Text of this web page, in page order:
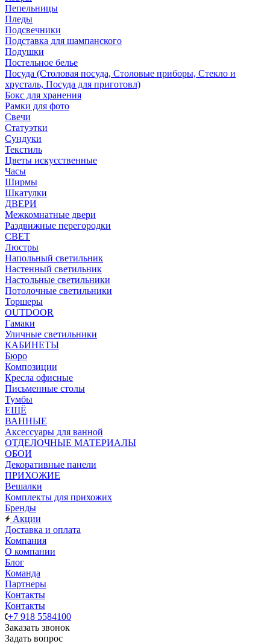
Пепельницы
Пледы
Подсвечники
Подставка для шампанского
Подушки
Постельное белье
Посуда (Столовая посуда, Столовые приборы, Стекло и
хрусталь, Посуда для приготовл)
Бокс для хранения
Рамки для фото
Свечи
Статуэтки
Сундуки
Текстиль
Цветы искусственные
Часы
Ширмы
Шкатулки
ДВЕРИ
Межкомнатные двери
Раздвижные перегородки
СВЕТ
Люстры
Напольный светильник
Настенный светильник
Настольные светильники
Потолочные светильники
Торшеры
OUTDOOR
Гамаки
Уличные светильники
КАБИНЕТЫ
Бюро
Композиции
Кресла офисные
Письменные столы
Тумбы
ЕЩЁ
ВАННЫЕ
Аксессуары для ванной
ОТДЕЛОЧНЫЕ МАТЕРИАЛЫ
ОБОИ
Декоративные панели
ПРИХОЖИЕ
Вешалки
Комплекты для прихожих
Бренды
Акции
Доставка и оплата
Компания
О компании
Блог
Команда
Партнеры
Контакты
Контакты
+7 918 5584100
Заказать звонок
Задать вопрос